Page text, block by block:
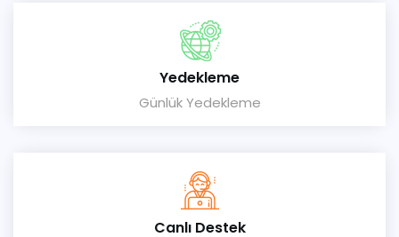
Yedekleme
Günlük Yedekleme
Canlı Destek